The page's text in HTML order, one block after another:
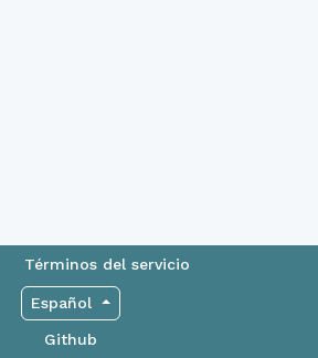
Términos del servicio
Español
Github